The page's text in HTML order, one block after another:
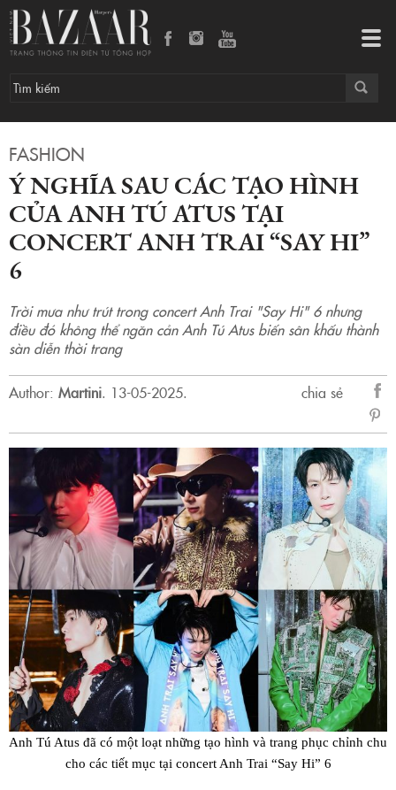
FASHION
Ý NGHĨA SAU CÁC TẠO HÌNH
CỦA ANH TÚ ATUS TẠI
CONCERT ANH TRAI “SAY HI”
6
Trời mưa như trút trong concert Anh Trai "Say Hi" 6 nhưng
điều đó không thể ngăn cản Anh Tú Atus biến sân khấu thành
sàn diễn thời trang
Author: Martini. 13-05-2025.
chia sẻ
sẻ
Anh Tú Atus đã có một loạt những tạo hình và trang phục chỉnh chu
cho các tiết mục tại concert Anh Trai “Say Hi” 6